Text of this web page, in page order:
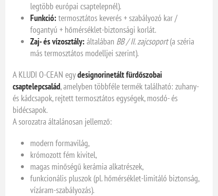
legtöbb európai csaptelepnél).
Funkció: termosztátos keverés + szabályozó kar /
fogantyú + hőmérséklet-biztonsági korlát.
Zaj- és vízosztály: általában BB / II. zajcsoport(a széria
más termosztátos modelljei szerint).
A KLUDI O-CEAN egydesignorinetált fürdőszobai
csaptelepcsalád, amelyben többféle termék található: zuhany-
és kádcsapok, rejtett termosztátos egységek, mosdó- és
bidécsapok.
A sorozatra általánosan jellemző:
modern formavilág,
krómozott fém kivitel,
magas minőségű kerámia alkatrészek,
funkcionális pluszok (pl. hőmérséklet-limitáló biztonság,
vízáram-szabályozás).